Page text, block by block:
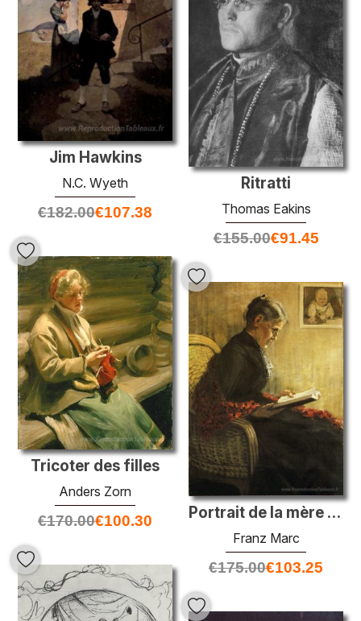
Ritratti
Thomas Eakins
€155.00€91.45
Jim Hawkins
N.C. Wyeth
€182.00€107.38
Tricoter des filles
Anders Zorn
€170.00€100.30 Portrait de la mère de l'artiste
Franz Marc
€175.00€103.25